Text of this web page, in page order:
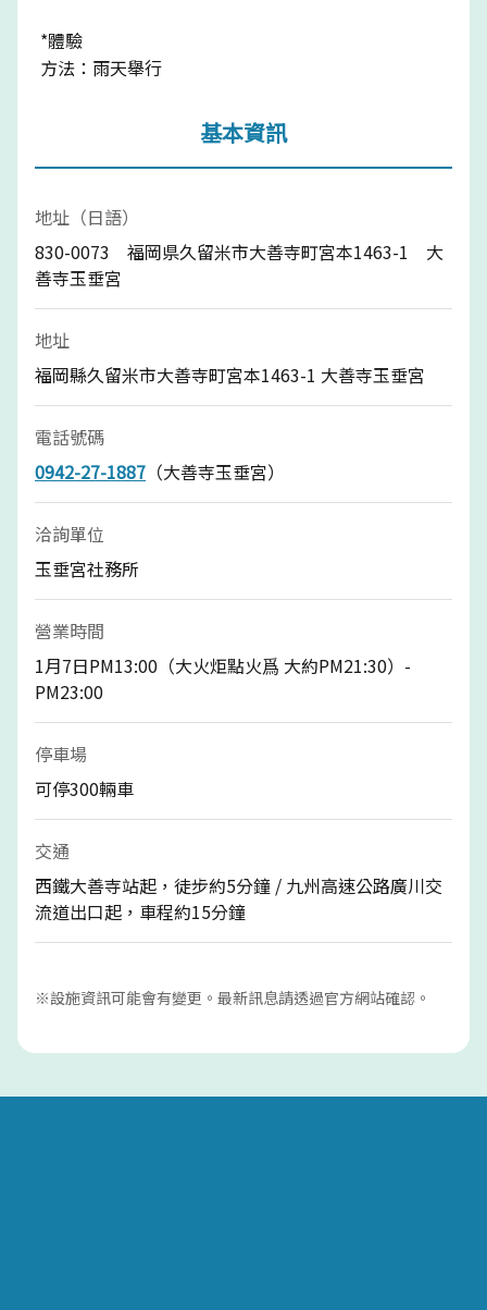
*體驗
方法：雨天舉行
基本資訊
地址（日語）
830-0073 福岡県久留米市大善寺町宮本1463-1 大
善寺玉垂宮
地址
福岡縣久留米市大善寺町宮本1463-1 大善寺玉垂宮
電話號碼
0942-27-1887 （大善寺玉垂宮）
洽詢單位
玉垂宮社務所
營業時間
1月7日PM13:00（大火炬點火爲 大約PM21:30）-
PM23:00
停車場
可停300輛車
交通
西鐵大善寺站起，徒步約5分鐘 / 九州高速公路廣川交
流道出口起，車程約15分鐘
※設施資訊可能會有變更。最新訊息請透過官方網站確認。